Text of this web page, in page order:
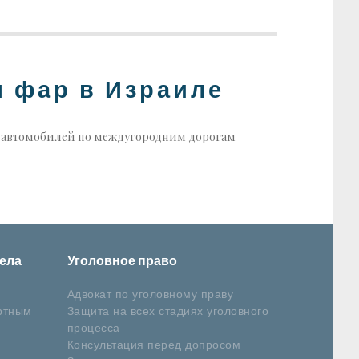
фар в Израиле
автомобилей по междугородним дорогам
Уголовное право
Адвокат по уголовному праву
Защита на всех стадиях уголовного
процесса
Консультация перед допросом